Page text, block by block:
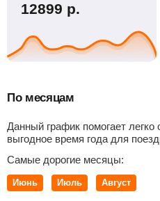
12899 р.
По месяцам
Данный график помогает легко
выгодное время года для
Самые дорогие месяцы:
Июнь Июль Август